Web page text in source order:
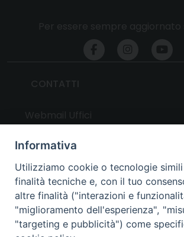
UTILITY
News
Altri articoli
Informativa
Utilizziamo cookie o tecnologie
finalità tecniche e, con il tuo
altre finalità ("interazioni e
"miglioramento dell'esperienza",
"targeting e pubblicità") come